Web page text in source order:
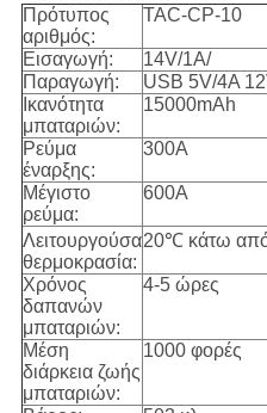
Πρότυπος
αριθμός:
TAC-CP-10
Εισαγωγή:
14V/1A/
Παραγωγή:
USB 5V/4A
Ικανότητα
μπαταριών:
15000mAh
Ρεύμα
έναρξης:
300A
Μέγιστο
ρεύμα:
600A
Λειτουργούσα
θερμοκρασία:
20℃ κάτω
Χρόνος
δαπανών
μπαταριών:
4-5 ώρες
Μέση
διάρκεια ζωής
μπαταριών:
1000 φορές